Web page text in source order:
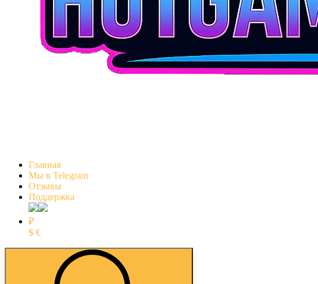
Главная
Мы в Telegram
Отзывы
Поддержка
₽
$ €